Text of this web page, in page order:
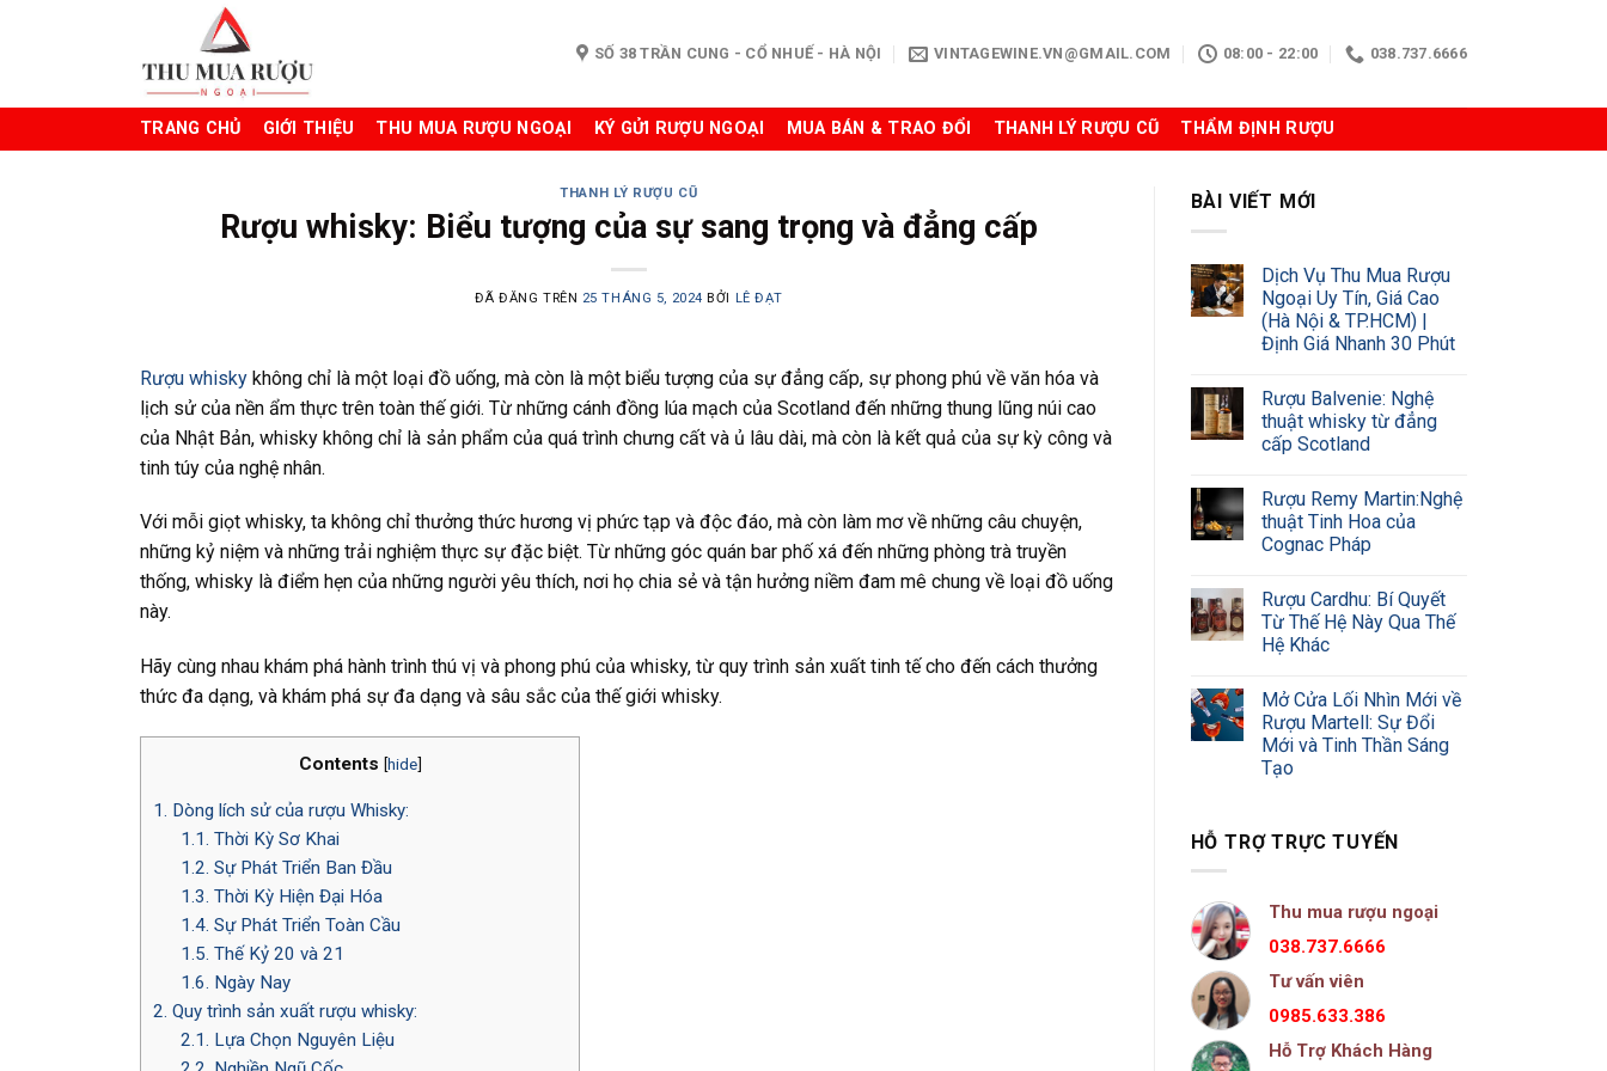
dung
SỐ 38 TRẦN CUNG - CỔ NHUẾ - HÀ NỘI VINTAGEWINE.VN@GMAIL.COM 08:00 - 22:00 038.737.6666
TRANG CHỦ GIỚI THIỆU THU MUA RƯỢU NGOẠI KÝ GỬI RƯỢU NGOẠI MUA BÁN & TRAO ĐỔI THANH LÝ RƯỢU CŨ THẨM ĐỊNH RƯỢU
THANH LÝ RƯỢU CŨ
Rượu whisky: Biểu tượng của sự sang trọng và đẳng cấp
ĐÃ ĐĂNG TRÊN 25 THÁNG 5, 2024 BỞI LÊ ĐẠT
Rượu whisky không chỉ là một loại đồ uống, mà còn là một biểu tượng của sự đẳng cấp, sự phong phú về văn hóa và
lịch sử của nền ẩm thực trên toàn thế giới. Từ những cánh đồng lúa mạch của Scotland đến những thung lũng núi cao
của Nhật Bản, whisky không chỉ là sản phẩm của quá trình chưng cất và ủ lâu dài, mà còn là kết quả của sự kỳ công và
tinh túy của nghệ nhân.
Với mỗi giọt whisky, ta không chỉ thưởng thức hương vị phức tạp và độc đáo, mà còn làm mơ về những câu chuyện,
những kỷ niệm và những trải nghiệm thực sự đặc biệt. Từ những góc quán bar phố xá đến những phòng trà truyền
thống, whisky là điểm hẹn của những người yêu thích, nơi họ chia sẻ và tận hưởng niềm đam mê chung về loại đồ uống
này.
Hãy cùng nhau khám phá hành trình thú vị và phong phú của whisky, từ quy trình sản xuất tinh tế cho đến cách thưởng
thức đa dạng, và khám phá sự đa dạng và sâu sắc của thế giới whisky.
Contents [hide]
1. Dòng lích sử của rượu Whisky:
1.1. Thời Kỳ Sơ Khai
1.2. Sự Phát Triển Ban Đầu
1.3. Thời Kỳ Hiện Đại Hóa
1.4. Sự Phát Triển Toàn Cầu
1.5. Thế Kỷ 20 và 21
1.6. Ngày Nay
2. Quy trình sản xuất rượu whisky:
2.1. Lựa Chọn Nguyên Liệu
BÀI VIẾT MỚI
Dịch Vụ Thu Mua Rượu
Ngoại Uy Tín, Giá Cao
(Hà Nội & TP.HCM) |
Định Giá Nhanh 30 Phút
Rượu Balvenie: Nghệ
thuật whisky từ đẳng
cấp Scotland
Rượu Remy Martin:Nghệ
thuật Tinh Hoa của
Cognac Pháp
Rượu Cardhu: Bí Quyết
Từ Thế Hệ Này Qua Thế
Hệ Khác
Mở Cửa Lối Nhìn Mới về
Rượu Martell: Sự Đổi
Mới và Tinh Thần Sáng
Tạo
HỖ TRỢ TRỰC TUYẾN
Thu mua rượu ngoại
038.737.6666
Tư vấn viên
0985.633.386
Hỗ Trợ Khách Hàng